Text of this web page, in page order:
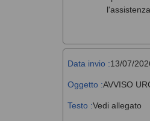
Data invio :13/07/
Oggetto :AVVISO
Testo :Vedi allegato